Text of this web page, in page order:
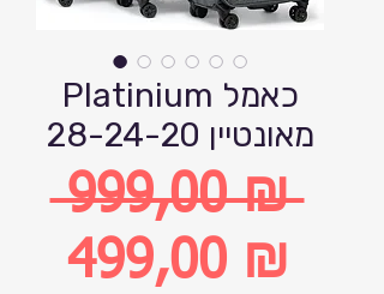
Platinium כאמל
מאונטיין 28-24-20
999,00 ₪
Обычная
499,00 ₪